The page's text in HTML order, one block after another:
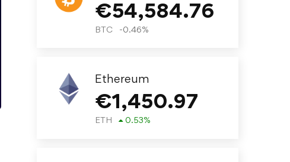
€54,584.76
BTC -0.46%
Ethereum
€1,450.97
ETH 0.53%